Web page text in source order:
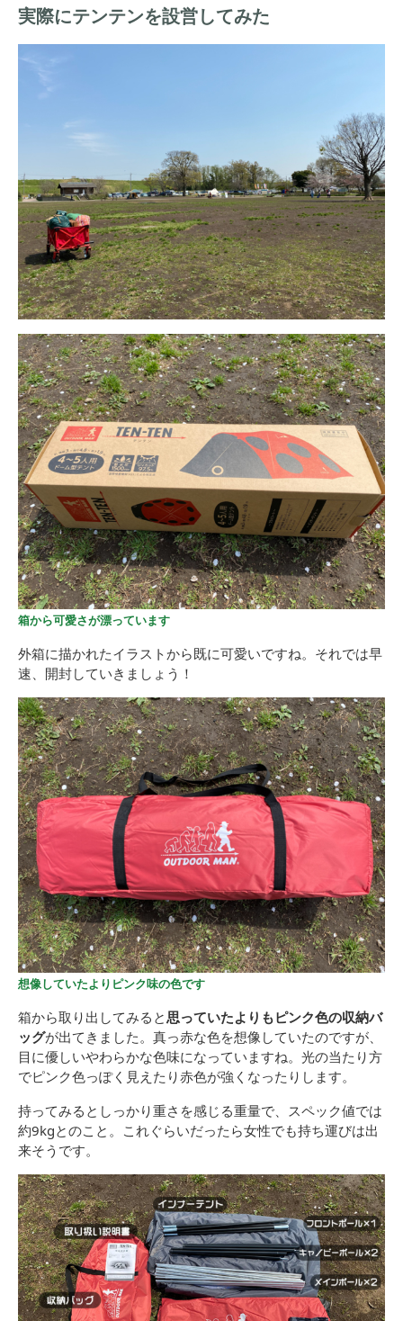
実際にテンテンを設営してみた
箱から可愛さが漂っています
外箱に描かれたイラストから既に可愛いですね。それでは早
速、開封していきましょう！
想像していたよりピンク味の色です
箱から取り出してみると思っていたよりもピンク色の収納バ
ッグが出てきました。真っ赤な色を想像していたのですが、
目に優しいやわらかな色味になっていますね。光の当たり方
でピンク色っぽく見えたり赤色が強くなったりします。
持ってみるとしっかり重さを感じる重量で、スペック値では
約9kgとのこと。これぐらいだったら女性でも持ち運びは出
来そうです。